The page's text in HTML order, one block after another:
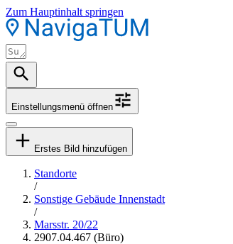
Zum Hauptinhalt springen
Einstellungsmenü öffnen
Erstes Bild hinzufügen
Standorte
/
Sonstige Gebäude Innenstadt
/
Marsstr. 20/22
2907.04.467 (Büro)